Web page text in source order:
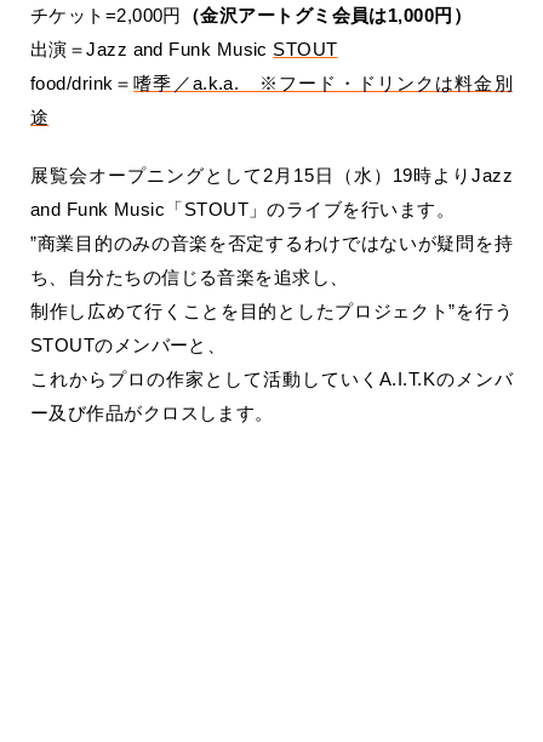
チケット=2,000円
（金沢アートグミ会員は1,000円）
出演＝Jazz and Funk Music STOUT
food/drink＝嗜季／a.k.a. ※フード・ドリンクは料金別
途
展覧会オープニングとして2月15日（水）19時よりJazz
and Funk Music「STOUT」のライブを行います。
”商業目的のみの音楽を否定するわけではないが疑問を持
ち、自分たちの信じる音楽を追求し、
制作し広めて行くことを目的としたプロジェクト”を行う
STOUTのメンバーと、
これからプロの作家として活動していくA.I.T.Kのメンバ
ー及び作品がクロスします。